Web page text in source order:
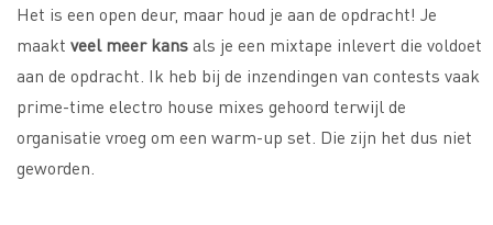
Het is een open deur, maar houd je aan de opdracht! Je
maakt veel meer kans als je een mixtape inlevert die voldoet
aan de opdracht. Ik heb bij de inzendingen van contests vaak
prime-time electro house mixes gehoord terwijl de
organisatie vroeg om een warm-up set. Die zijn het dus niet
geworden.